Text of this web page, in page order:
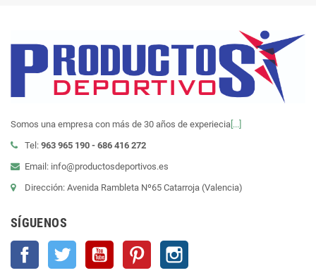
Somos una empresa con más de 30 años de experiecia [...]
Tel: 963 965 190 - 686 416 272
Email: info@productosdeportivos.es
Dirección: Avenida Rambleta Nº65 Catarroja (Valencia)
SÍGUENOS
Facebook Twitter YouTube Pinterest